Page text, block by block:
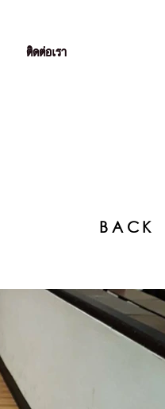
ติดต่อเรา
BACK